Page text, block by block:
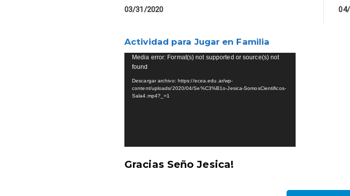
03/31/2020
Actividad para Jugar en Familia
Reproductor
vídeo
Media error: Format(s) not supported or source(s) not
found
Descargar archivo: https://ecea.edu.ar/wp-
content/uploads/2020/04/Se%C3%B1o-Jesica-SomosCientificos-
Sala4.mp4?_=1
Gracias Seño Jesica!